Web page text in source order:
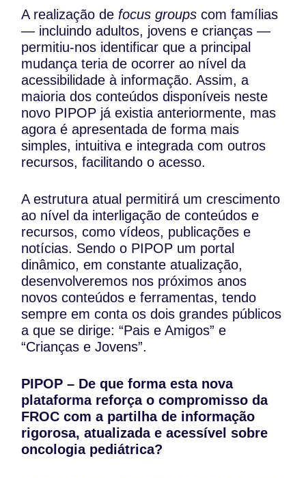
A realização defocus groupscom famílias
— incluindo adultos, jovens e crianças —
permitiu-nos identificar que a principal
mudança teria de ocorrer ao nível da
acessibilidade à informação. Assim, a
maioria dos conteúdos disponíveis neste
novo PIPOP já existia anteriormente, mas
agora é apresentada de forma mais
simples, intuitiva e integrada com outros
recursos, facilitando o acesso.
A estrutura atual permitirá um crescimento
ao nível da interligação de conteúdos e
recursos, como vídeos, publicações e
notícias. Sendo o PIPOP um portal
dinâmico, em constante atualização,
desenvolveremos nos próximos anos
novos conteúdos e ferramentas, tendo
sempre em conta os dois grandes públicos
a que se dirige: “Pais e Amigos” e
“Crianças e Jovens”.
PIPOP – De que forma esta nova
plataforma reforça o compromisso da
FROC com a partilha de informação
rigorosa, atualizada e acessível sobre
oncologia pediátrica?